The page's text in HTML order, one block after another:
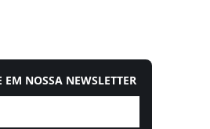
EM NOSSA NEWSLETTER